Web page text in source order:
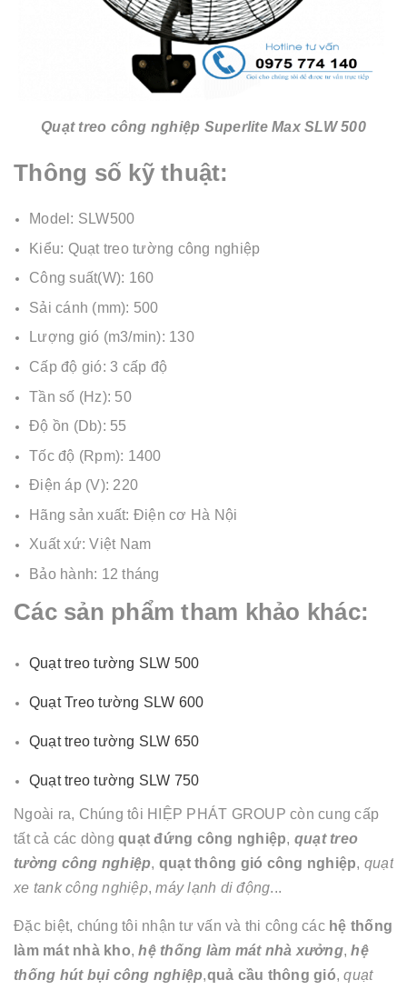
Quạt treo công nghiệp Superlite Max SLW 500
Thông số kỹ thuật:
Model: SLW500
Kiểu: Quạt treo tường công nghiệp
Công suất(W): 160
Sải cánh (mm): 500
Lượng gió (m3/min): 130
Cấp độ gió: 3 cấp độ
Tần số (Hz): 50
Độ ồn (Db): 55
Tốc độ (Rpm): 1400
Điện áp (V): 220
Hãng sản xuất: Điện cơ Hà Nội
Xuất xứ: Việt Nam
Bảo hành: 12 tháng
Các sản phẩm tham khảo khác:
Quạt treo tường SLW 500
Quạt Treo tường SLW 600
Quạt treo tường SLW 650
Quạt treo tường SLW 750
Ngoài ra, Chúng tôi HIỆP PHÁT GROUP còn cung cấp
tất cả các dòng quạt đứng công nghiệp, quạt treo
tường công nghiệp, quạt thông gió công nghiệp, quạt
xe tank công nghiệp,máy lạnh di động...
Đặc biệt, chúng tôi nhận tư vấn và thi công các hệ thống
làm mát nhà kho,hệ thống làm mát nhà xưởng,hệ
thống hút bụi công nghiệp,quả cầu thông gió,quạt